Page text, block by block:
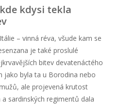
kdysi tekla
– vinná réva, všude kam se
je také proslulé
bitev devatenáctého
jako byla ta u Borodina nebo
ale projevená krutost
sardinských regimentů dala